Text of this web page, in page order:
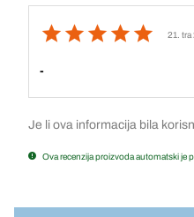
21. tra
-
Je li ova informacija bila
Ova recenzija proizvoda automatski je